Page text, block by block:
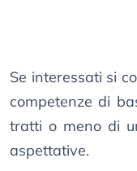
Se interessati si
competenze di
tratti o meno di
aspettative.